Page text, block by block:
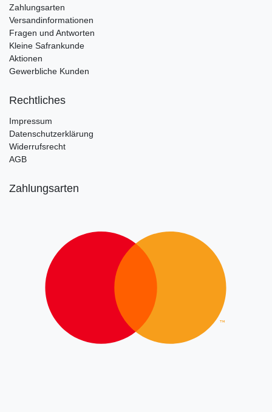
Zahlungsarten
Versandinformationen
Fragen und Antworten
Kleine Safrankunde
Aktionen
Gewerbliche Kunden
Rechtliches
Impressum
Datenschutzerklärung
Widerrufsrecht
AGB
Zahlungsarten